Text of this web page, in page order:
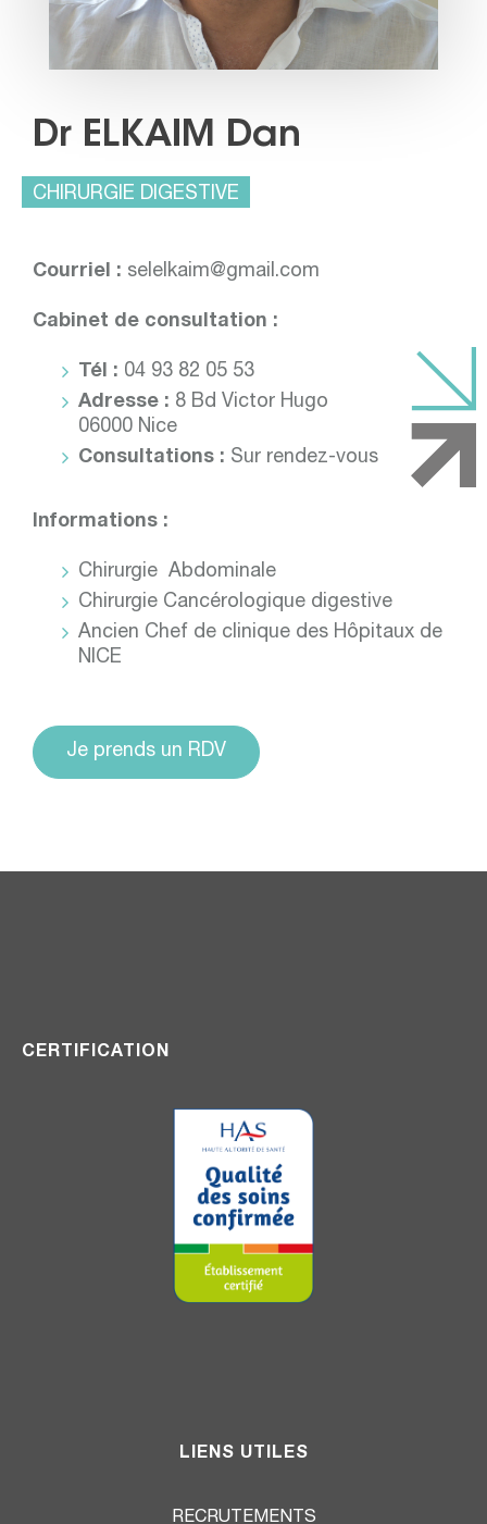
Dr ELKAIM Dan
CHIRURGIE DIGESTIVE
Courriel : selelkaim@gmail.com
Cabinet de consultation :
Tél : 04 93 82 05 53
Adresse : 8 Bd Victor Hugo
06000 Nice
Consultations : Sur rendez-vous
Informations :
Chirurgie Abdominale
Chirurgie Cancérologique digestive
Ancien Chef de clinique des Hôpitaux de
NICE
Je prends un RDV
CERTIFICATION
LIENS UTILES
RECRUTEMENTS